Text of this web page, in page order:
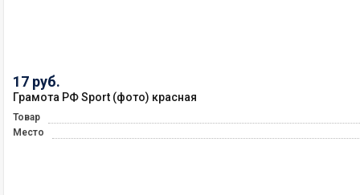
17 руб.
Грамота РФ Sport (фото) красная
Товар
Место